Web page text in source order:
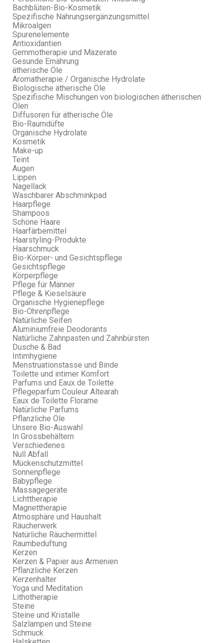
Bachblüten-Bio-Kosmetik
Spezifische Nahrungsergänzungsmittel
Mikroalgen
Spurenelemente
Antioxidantien
Gemmotherapie und Mazerate
Gesunde Ernährung
ätherische Öle
Aromatherapie / Organische Hydrolate
Biologische ätherische Öle
Spezifische Mischungen von biologischen ätherischen
Ölen
Diffusoren für ätherische Öle
Bio-Raumdüfte
Organische Hydrolate
Kosmetik
Make-up
Teint
Augen
Lippen
Nagellack
Waschbarer Abschminkpad
Haarpflege
Shampoos
Schöne Haare
Haarfärbemittel
Haarstyling-Produkte
Haarschmuck
Bio-Körper- und Gesichtspflege
Gesichtspflege
Körperpflege
Pflege für Männer
Pflege & Kieselsäure
Organische Hygienepflege
Bio-Ohrenpflege
Natürliche Seifen
Aluminiumfreie Deodorants
Natürliche Zahnpasten und Zahnbürsten
Dusche & Bad
Intimhygiene
Menstruationstasse und Binde
Toilette und intimer Komfort
Parfums und Eaux de Toilette
Pflegeparfum Couleur Altearah
Eaux de Toilette Florame
Natürliche Parfums
Pflanzliche Öle
Unsere Bio-Auswahl
In Grossbehältern
Verschiedenes
Null Abfall
Mückenschutzmittel
Sonnenpflege
Babypflege
Massagegeräte
Lichttherapie
Magnettherapie
Atmosphäre und Haushalt
Räucherwerk
Natürliche Räuchermittel
Raumbeduftung
Kerzen
Kerzen & Papier aus Armenien
Pflanzliche Kerzen
Kerzenhalter
Yoga und Meditation
Lithotherapie
Steine
Steine und Kristalle
Salzlampen und Steine
Schmuck